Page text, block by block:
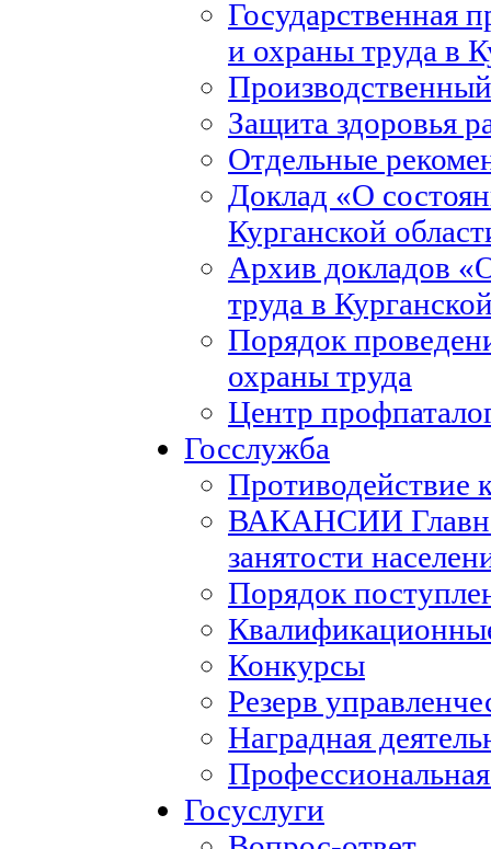
Государственная
и охраны труда в
Защита здоровья
Отдельные
Доклад «О
Курганской
Архив докладов
труда в
Порядок
охраны труда
Центр
Госслужба
Противодействие
ВАКАНСИИ
занятости
Порядок
Конкурсы
Резерв
Наградная
Госуслуги